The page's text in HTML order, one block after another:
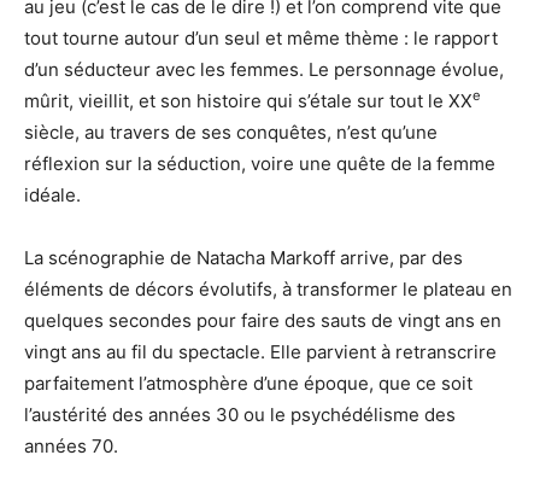
au jeu (c’est le cas de le dire !) et l’on comprend vite que
tout tourne autour d’un seul et même thème : le rapport
d’un séducteur avec les femmes. Le personnage évolue,
mûrit, vieillit, et son histoire qui s’étale sur tout le XXe
siècle, au travers de ses conquêtes, n’est qu’une
réflexion sur la séduction, voire une quête de la femme
idéale.
La scénographie de Natacha Markoff arrive, par des
éléments de décors évolutifs, à transformer le plateau en
quelques secondes pour faire des sauts de vingt ans en
vingt ans au fil du spectacle. Elle parvient à retranscrire
parfaitement l’atmosphère d’une époque, que ce soit
l’austérité des années 30 ou le psychédélisme des
années 70.